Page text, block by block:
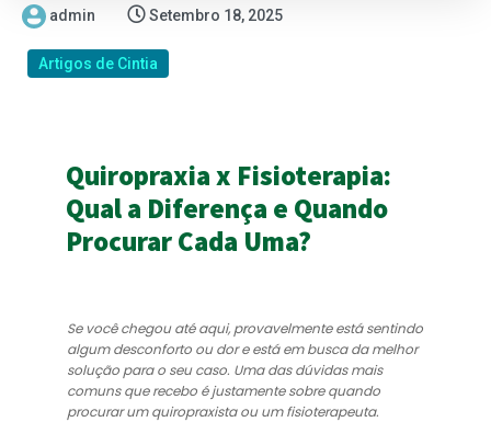
admin Setembro 18, 2025
Artigos de Cintia
Quiropraxia x Fisioterapia:
Qual a Diferença e Quando
Procurar Cada Uma?
Se você chegou até aqui, provavelmente está sentindo
algum desconforto ou dor e está em busca da melhor
solução para o seu caso. Uma das dúvidas mais
comuns que recebo é justamente sobre quando
procurar um quiropraxista ou um fisioterapeuta.